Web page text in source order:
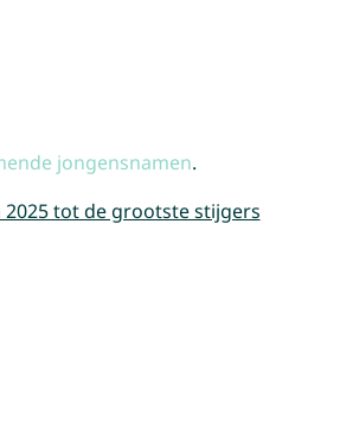
jongensnamen.
2025 tot de grootste stijgers